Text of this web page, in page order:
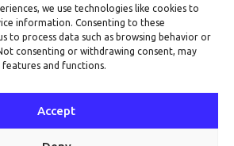
we use technologies like cookies to
information. Consenting to these
to process data such as browsing behavior or
consenting or withdrawing consent, may
and functions.
Accept
210 9839367
7, Άγιος Δημήτριος,
ΤΚ 17341
info@audax.gr